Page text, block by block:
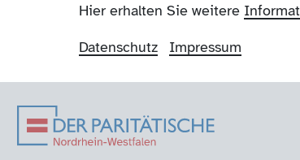
Hier erhalten Sie weitere
Datenschutz Impressum
Der Paritätische
Navigation